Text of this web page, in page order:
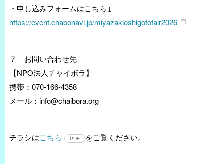
・申し込みフォームはこちら↓
https://event.chabonavi.jp/miyazakioshigotofair2026
７ お問い合わせ先
【NPO法人チャイボラ】
携帯：070-166-4358
メール：info@chaibora.org
チラシはこちら をご覧ください。